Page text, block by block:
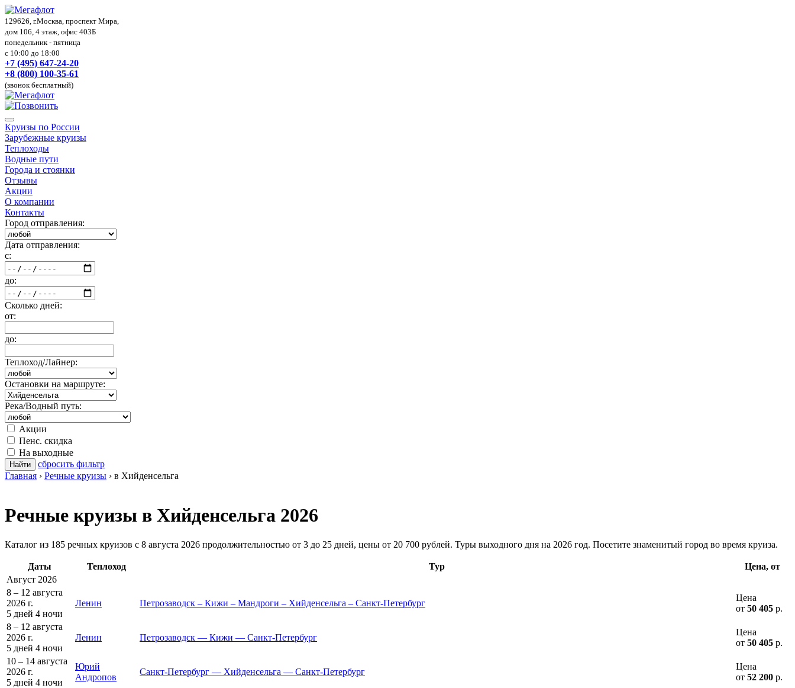
129626, г.Москва, проспект Мира,
дом 106, 4 этаж, офис 403Б
понедельник - пятница
с 10:00 до 18:00
+7 (495) 647-24-20
+8 (800) 100-35-61
(звонок бесплатный)
Круизы по России
Зарубежные круизы
Теплоходы
Водные пути
Города и стоянки
Отзывы
Акции
О компании
Контакты
Город отправления:
Дата отправления:
с:
до:
Сколько дней:
от:
до:
Теплоход/Лайнер:
Остановки на маршруте:
Река/Водный путь:
Акции
Пенс. скидка
На выходные
Найти
сбросить фильтр
Главная › Речные круизы › в Хийденсельга
Речные круизы в Хийденсельга 2026
Каталог из 185 речных круизов с 8 августа 2026 продолжительностью от 3 до 25 дней, цены от 20 700 рублей. Туры выходного дня на 2026 год. Посетите знаменитый город во время круиза.
Даты Теплоход Тур
Цена, от
Август 2026
8 – 12 августа
2026 г.
5 дней 4 ночи
Ленин Петрозаводск – Кижи – Мандроги – Хийденсельга – Санкт-Петербург
Цена
от 50 405 р.
8 – 12 августа
2026 г.
5 дней 4 ночи
Ленин Петрозаводск — Кижи — Санкт-Петербург
Цена
от 50 405 р.
10 – 14 августа
2026 г.
5 дней 4 ночи
Юрий
Андропов
Санкт-Петербург — Хийденсельга — Санкт-Петербург
Цена
от 52 200 р.